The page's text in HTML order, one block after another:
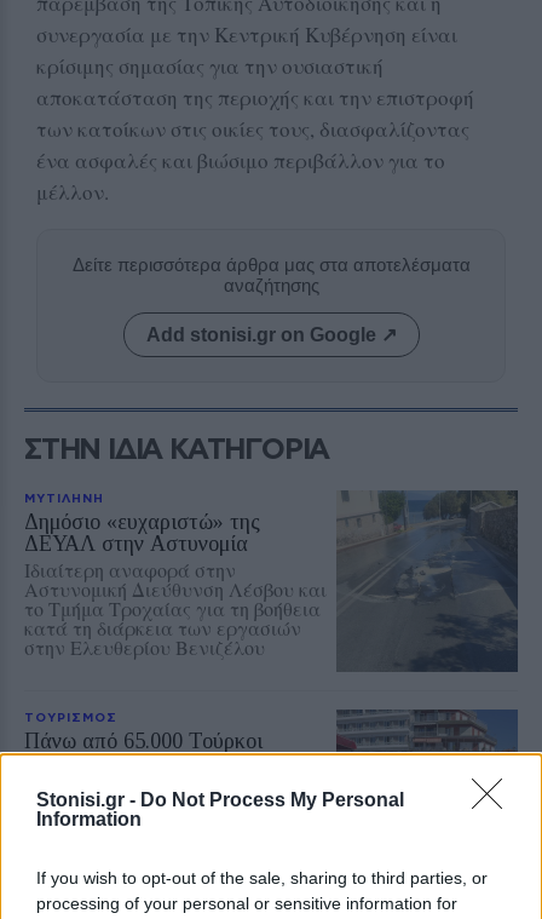
Stonisi.gr - Do Not Process My Personal
Information
If you wish to opt-out of the sale, sharing to third parties, or
processing of your personal or sensitive information for
συνεργασία με την Κεντρική Κυβέρνηση είναι
κρίσιμης σημασίας για την ουσιαστική
αποκατάσταση της περιοχής και την επιστροφή
των κατοίκων στις οικίες τους, διασφαλίζοντας
ένα ασφαλές και βιώσιμο περιβάλλον για το
μέλλον.
Δείτε περισσότερα άρθρα μας στα αποτελέσματα
αναζήτησης
Add stonisi.gr on Google ↗
ΣΤΗΝ ΙΔΙΑ ΚΑΤΗΓΟΡΙΑ
ΜΥΤΙΛΗΝΗ
Δημόσιο «ευχαριστώ» της
ΔΕΥΑΛ στην Αστυνομία
Ιδιαίτερη αναφορά στην
Αστυνομική Διεύθυνση Λέσβου και
το Τμήμα Τροχαίας για τη βοήθεια
κατά τη διάρκεια των εργασιών
στην Ελευθερίου Βενιζέλου
ΤΟΥΡΙΣΜΟΣ
Πάνω από 65.000 Τούρκοι
τουρίστες στη Λέσβο στο
Καθοριστική για την τελική εικόνα
η τουριστική κίνηση έως το τέλος